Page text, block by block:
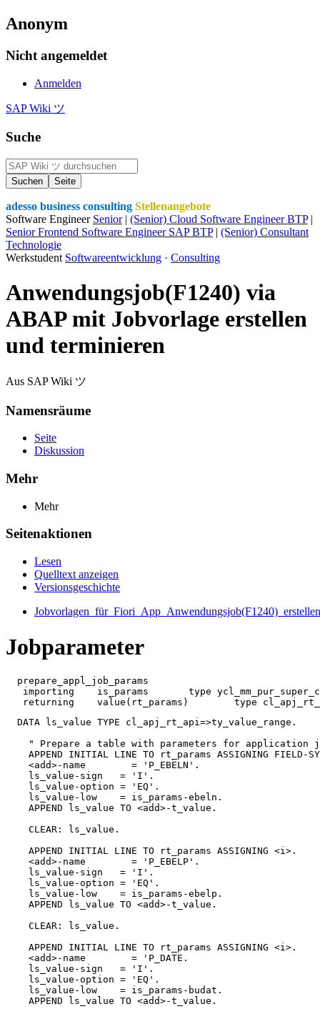
Anonym
Nicht angemeldet
Anmelden
SAP Wiki ツ
Suche
adesso business consulting Stellenangebote
Software Engineer Senior| (Senior) Cloud Software Engineer BTP|
Senior Frontend Software Engineer SAP BTP| (Senior) Consultant
Technologie
Werkstudent Softwareentwicklung · Consulting
Anwendungsjob(F1240) via
ABAP mit Jobvorlage erstellen
und terminieren
Aus SAP Wiki ツ
Namensräume
Seite
Diskussion
Mehr
Mehr
Seitenaktionen
Lesen
Quelltext anzeigen
Versionsgeschichte
Jobvorlagen_für_Fiori_App_Anwendungsjob(F1240)_erstellen
Jobparameter
  prepare_appl_job_params
   importing	is_params	type ycl_mm_pur_super_cool_class_here=>ty_inp_params
returning
  DATA ls_value TYPE cl_apj_rt_api=>ty_value_range.
" Prepare a table with parameters for application
APPEND INITIAL LINE TO rt_params ASSIGNING FIELD-
    <add>-name        = 'P_EBELN'.
    ls_value-sign   = 'I'.
    ls_value-option = 'EQ'.
    ls_value-low    = is_params-ebeln.
    APPEND ls_value TO <add>-t_value.
    CLEAR: ls_value.
    APPEND INITIAL LINE TO rt_params ASSIGNING <i>.
    <add>-name        = 'P_EBELP'.
    ls_value-sign   = 'I'.
    ls_value-option = 'EQ'.
    ls_value-low    = is_params-ebelp.
    APPEND ls_value TO <add>-t_value.
    CLEAR: ls_value.
    APPEND INITIAL LINE TO rt_params ASSIGNING <i>.
    <add>-name        = 'P_DATE.
    ls_value-sign   = 'I'.
    ls_value-option = 'EQ'.
    ls_value-low    = is_params-budat.
    APPEND ls_value TO <add>-t_value.